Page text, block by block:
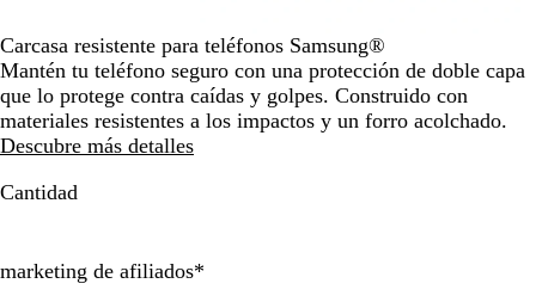
Carcasa resistente para teléfonos Samsung®
Mantén tu teléfono seguro con una protección de doble capa
que lo protege contra caídas y golpes. Construido con
materiales resistentes a los impactos y un forro acolchado.
Descubre más detalles
Cantidad
marketing de afiliados*